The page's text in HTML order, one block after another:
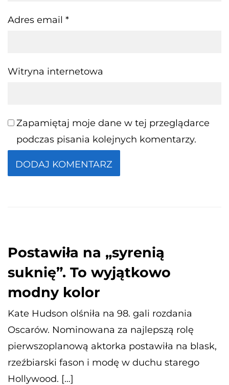
Adres email *
Witryna internetowa
Zapamiętaj moje dane w tej przeglądarce
podczas pisania kolejnych komentarzy.
Postawiła na „syrenią
suknię”. To wyjątkowo
modny kolor
Kate Hudson olśniła na 98. gali rozdania
Oscarów. Nominowana za najlepszą rolę
pierwszoplanową aktorka postawiła na blask,
rzeźbiarski fason i modę w duchu starego
Hollywood. […]